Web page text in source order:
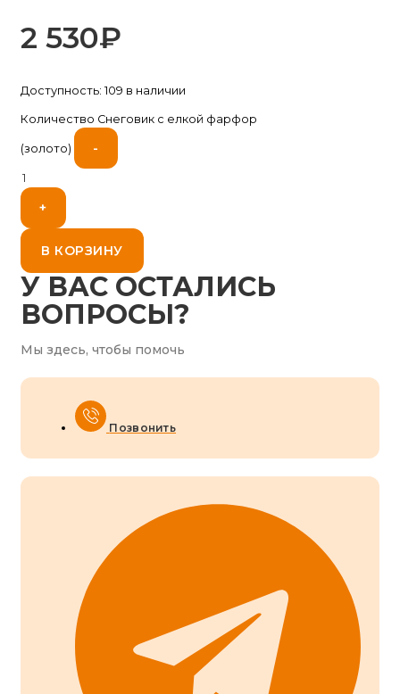
2 530₽
Доступность: 109 в наличии
Количество Снеговик с елкой фарфор
(золото) -
+
В КОРЗИНУ
У ВАС ОСТАЛИСЬ
ВОПРОСЫ?
Мы здесь, чтобы помочь
Позвонить